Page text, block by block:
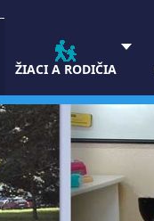
ŽIACI A RODIČIA